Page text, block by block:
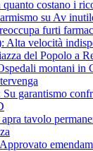
costano i
su Av
furti
velocità
del Popolo a
montani in
garantismo
tavolo